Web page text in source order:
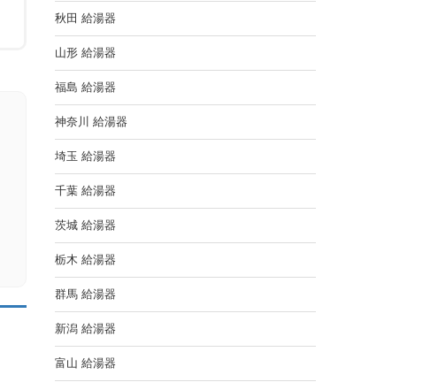
秋田 給湯器
山形 給湯器
福島 給湯器
神奈川 給湯器
埼玉 給湯器
千葉 給湯器
茨城 給湯器
栃木 給湯器
群馬 給湯器
新潟 給湯器
富山 給湯器